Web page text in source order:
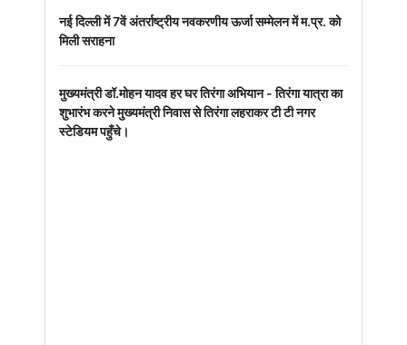
नई दिल्ली में 7वें अंतर्राष्ट्रीय नवकरणीय ऊर्जा सम्मेलन में म.प्र. को
मिली सराहना
मुख्यमंत्री डॉ.मोहन यादव हर घर तिरंगा अभियान - तिरंगा यात्रा का
शुभारंभ करने मुख्यमंत्री निवास से तिरंगा लहराकर टी टी नगर
स्टेडियम पहुँचे।